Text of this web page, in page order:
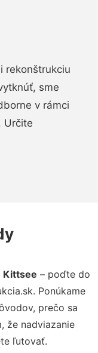
rekonštrukciu
sme
v rámci
Určite
Kittsee – poďte do
Ponúkame
prečo sa
že nadviazanie
ľutovať.